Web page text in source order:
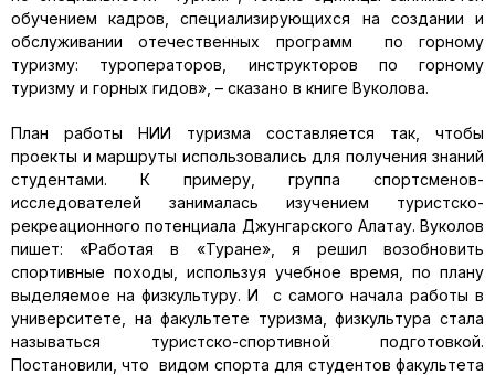
обучением кадров, специализирующихся на создании и
обслуживании отечественных программ по горному
туризму: туроператоров, инструкторов по горному
туризму и горных гидов», – сказано в книге Вуколова.
План работы НИИ туризма составляется так, чтобы
проекты и маршруты использовались для получения знаний
студентами. К примеру, группа спортсменов-
исследователей занималась изучением туристско-
рекреационного потенциала Джунгарского Алатау. Вуколов
пишет: «Работая в «Туране», я решил возобновить
спортивные походы, используя учебное время, по плану
выделяемое на физкультуру. И с самого начала работы в
университете, на факультете туризма, физкультура стала
называться туристско-спортивной подготовкой.
Постановили, что видом спорта для студентов факультета